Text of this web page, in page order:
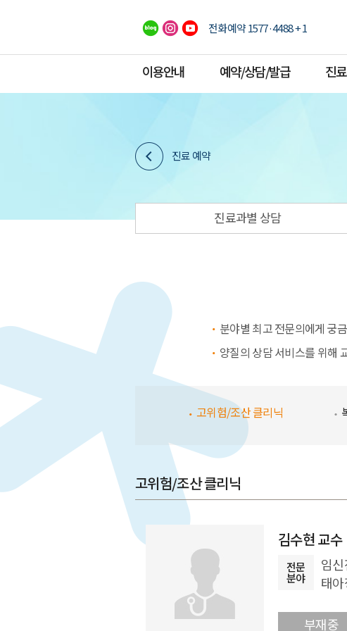
전화예약 1577·4488 + 1
이용안내 예약/상담/발급 진
진료 예약
진료과별 상담
분야별 최고 전문의에게 궁
양질의 상담 서비스를 위해
고위험/조산 클리닉
고위험/조산 클리닉
김수현 교수
전문
분야
임
태아
부재중